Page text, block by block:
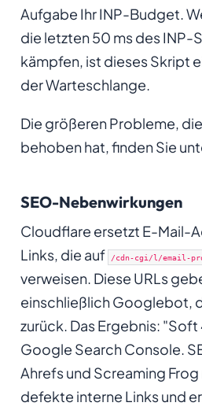
Aufgabe Ihr INP-Budget.
die letzten 50 ms des INP-
kämpfen, ist dieses Skript
der Warteschlange.
Die größeren Probleme,
behoben hat, finden Sie
SEO-Nebenwirkungen
Cloudflare ersetzt E-Mail-
Links, die auf
/cdn-cgi/l/email-
verweisen. Diese URLs
einschließlich Googlebot,
zurück. Das Ergebnis:
Google Search Console.
Ahrefs und Screaming Frog
defekte interne Links und